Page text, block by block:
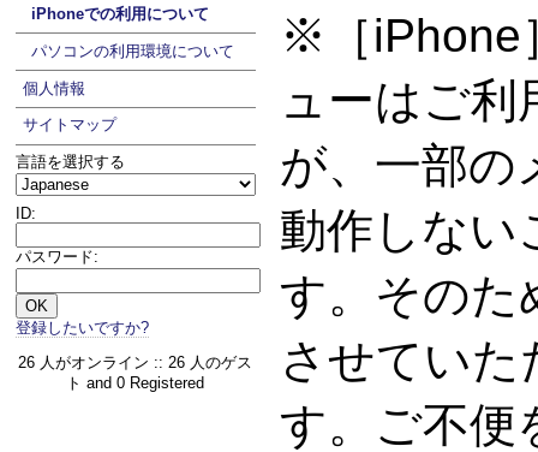
iPhoneでの利用について
パソコンの利用環境について
個人情報
サイトマップ
言語を選択する
ID:
パスワード:
登録したいですか?
26 人がオンライン :: 26 人のゲス
ト and 0 Registered
※［iPhone
ューはご利
が、一部の
動作しない
す。そのた
させてい
す。ご不便